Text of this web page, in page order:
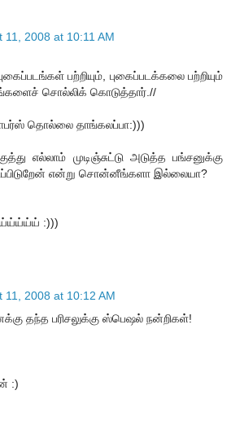
11, 2008 at 10:11 AM
பற்றியும், புகைப்படக்கலை பற்றியும்
சொல்லிக் கொடுத்தார்.//
தொல்லை தாங்கலப்பா:)))
எல்லாம் முடிஞ்சுட்டு அடுத்த பங்சனுக்கு
என்று சொன்னீங்களா இல்லையா?
:)))
11, 2008 at 10:12 AM
தந்த பரிசலுக்கு ஸ்பெஷல் நன்றிகள்!
:)